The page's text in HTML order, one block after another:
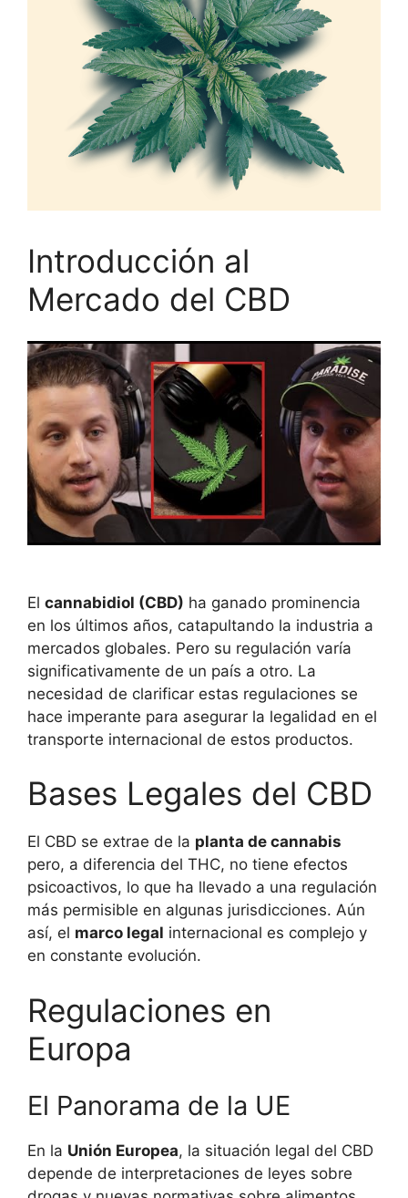
Introducción al
Mercado del CBD
El cannabidiol (CBD) ha ganado prominencia
en los últimos años, catapultando la industria a
mercados globales. Pero su regulación varía
significativamente de un país a otro. La
necesidad de clarificar estas regulaciones se
hace imperante para asegurar la legalidad en el
transporte internacional de estos productos.
Bases Legales del CBD
El CBD se extrae de la planta de cannabis
pero, a diferencia del THC, no tiene efectos
psicoactivos, lo que ha llevado a una regulación
más permisible en algunas jurisdicciones. Aún
así, el marco legal internacional es complejo y
en constante evolución.
Regulaciones en
Europa
El Panorama de la UE
En la Unión Europea, la situación legal del CBD
depende de interpretaciones de leyes sobre